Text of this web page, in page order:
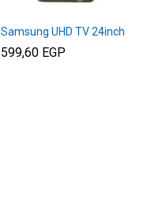
Samsung UHD TV 24inch
599,60 EGP
599,60 EGP